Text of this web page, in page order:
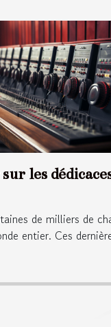
les
de milliers de
entier. Ces